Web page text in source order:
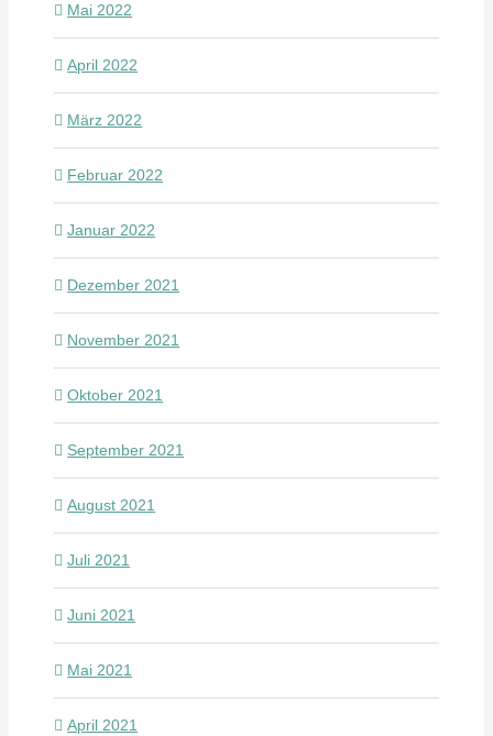
Mai 2022
April 2022
März 2022
Februar 2022
Januar 2022
Dezember 2021
November 2021
Oktober 2021
September 2021
August 2021
Juli 2021
Juni 2021
Mai 2021
April 2021